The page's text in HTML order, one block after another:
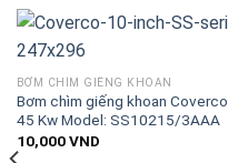
BƠM CHÌM GIẾNG KHOAN
Bơm chìm giếng khoan Coverco
45 Kw Model: SS10215/3AAA
10,000VND